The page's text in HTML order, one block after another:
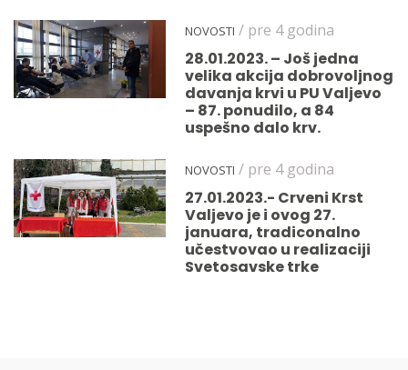
NOVOSTI / pre 4 godina
28.01.2023. – Još jedna
velika akcija dobrovoljnog
davanja krvi u PU Valjevo
– 87. ponudilo, a 84
uspešno dalo krv.
NOVOSTI / pre 4 godina
27.01.2023.- Crveni Krst
Valjevo je i ovog 27.
januara, tradiconalno
učestvovao u realizaciji
Svetosavske trke